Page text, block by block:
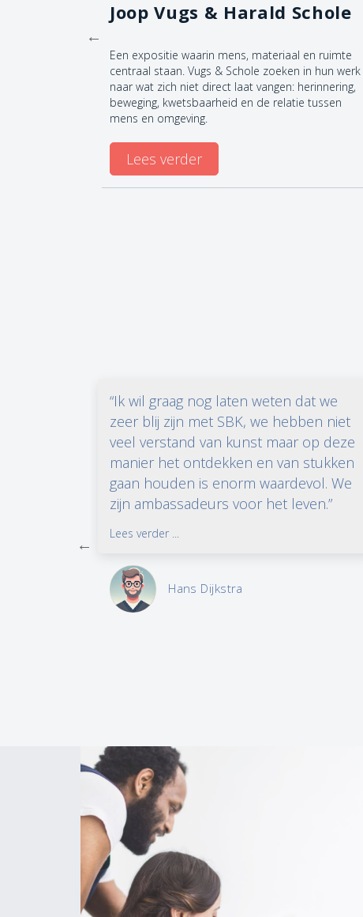
Joop Vugs & Harald Schole
Een expositie waarin mens, materiaal en ruimte
centraal staan. Vugs & Schole zoeken in hun werk
naar wat zich niet direct laat vangen: herinnering,
beweging, kwetsbaarheid en de relatie tussen
mens en omgeving.
Lees verder
“Ik wil graag nog laten weten dat we
zeer blij zijn met SBK, we hebben niet
veel verstand van kunst maar op deze
manier het ontdekken en van stukken
gaan houden is enorm waardevol. We
zijn ambassadeurs voor het leven.”
Lees verder ...
Hans Dijkstra